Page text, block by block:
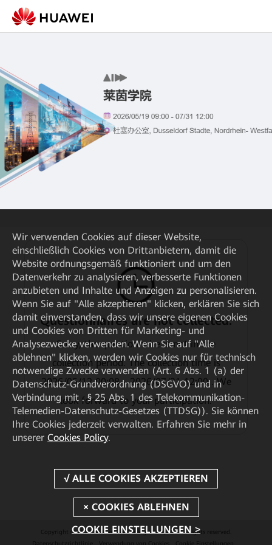
Questionnaires are not collected.
Sorry, the questionnaire is not in the
collection period. The collection time is
2026/05/12 00:08—2026/07/31 12:00 . We
look forward to your participation.
Copyright © 2026 Huawei Technologies Co., Ltd. All rights reserved.
Datenschutzrichtlinie
Verwendung von Cookies Cookie Einstellungen
Wir verwenden Cookies auf dieser Website,
einschließlich Cookies von Drittanbietern, damit die
Website ordnungsgemäß funktioniert und um den
Datenverkehr zu analysieren, verbesserte Funktionen
anzubieten und Inhalte und Anzeigen zu personalisieren.
Wenn Sie auf "Alle akzeptieren" klicken, erklären Sie sich
damit einverstanden, dass wir unsere eigenen Cookies
und Cookies von Dritten für Marketing- und
Analysezwecke verwenden. Wenn Sie auf "Alle
ablehnen" klicken, werden wir Cookies nur für technisch
notwendige Zwecke verwenden (Art. 6 Abs. 1 (a) der
Datenschutz-Grundverordnung (DSGVO) und in
Verbindung mit . § 25 Abs. 1 des Telekommunikation-
Telemedien-Datenschutz-Gesetzes (TTDSG)). Sie können
Ihre Cookies jederzeit verwalten. Erfahren Sie mehr in
unserer Cookies Policy.
COOKIE EINSTELLUNGEN >